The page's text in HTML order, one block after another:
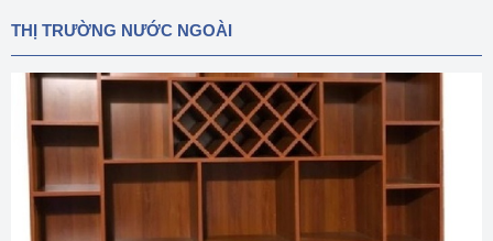
THỊ TRƯỜNG NƯỚC NGOÀI